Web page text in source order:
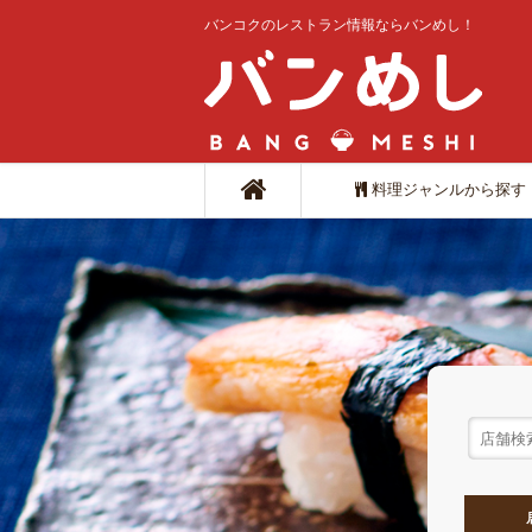
バンコクのレストラン情報ならバンめし！
料理ジャンルから探す